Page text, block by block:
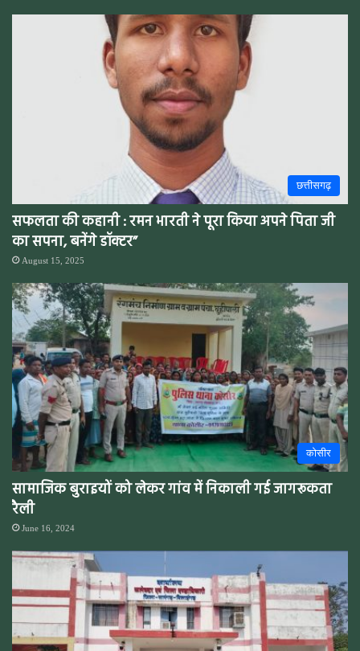
छत्तीसगढ़
सफलता की कहानी : रमन भारती ने पूरा किया अपने पिता जी
का सपना, बनेंगे डॉक्टर”
August 15, 2025
कोसीर
सामाजिक बुराइयों को लेकर गांव में निकाली गई जागरूकता
रैली
June 16, 2024